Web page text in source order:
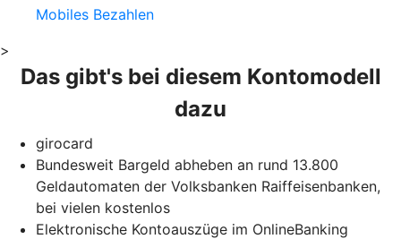
Mobiles Bezahlen
>
Das gibt's bei diesem Kontomodell
dazu
girocard
Bundesweit Bargeld abheben an rund 13.800
Geldautomaten der Volksbanken Raiffeisenbanken,
bei vielen kostenlos
Elektronische Kontoauszüge im OnlineBanking